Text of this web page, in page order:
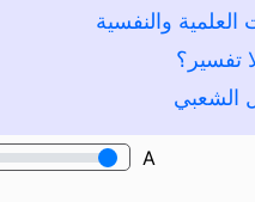
العلمية والنفسية
تفسير؟
الشعبي
A